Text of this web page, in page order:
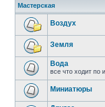
Мастерская
Воздух
Земля
Вода
все что ходит по
Миниатюры